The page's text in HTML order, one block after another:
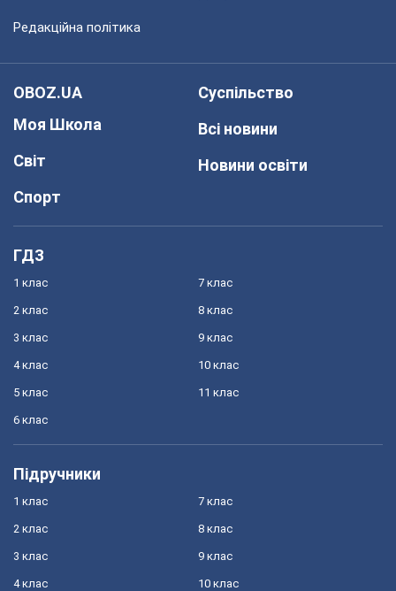
Редакційна політика
OBOZ.UA
Моя Школа
Світ
Спорт
Суспільство
Всі новини
Новини освіти
ГДЗ
1 клас
2 клас
3 клас
4 клас
5 клас
6 клас
7 клас
8 клас
9 клас
10 клас
11 клас
Підручники
1 клас
2 клас
3 клас
4 клас
7 клас
8 клас
9 клас
10 клас